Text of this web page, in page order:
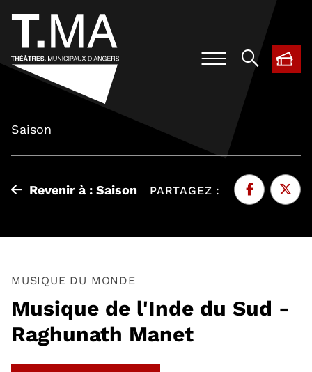
,
Saison
Revenir à : Saison PARTAGEZ :
MUSIQUE DU MONDE
Musique de l'Inde du Sud -
Raghunath Manet